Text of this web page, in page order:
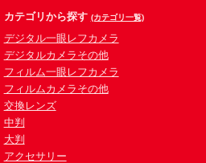
カテゴリから探す (カテゴリ一覧)
デジタル一眼レフカメラ
デジタルカメラその他
フィルム一眼レフカメラ
フィルムカメラその他
交換レンズ
中判
大判
アクセサリー